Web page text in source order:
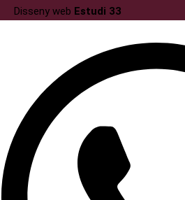
Disseny web Estudi 33